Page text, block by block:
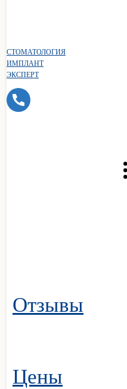
СТОМАТОЛОГИЯ
ИМПЛАНТ
ЭКСПЕРТ
Отзывы
Цены